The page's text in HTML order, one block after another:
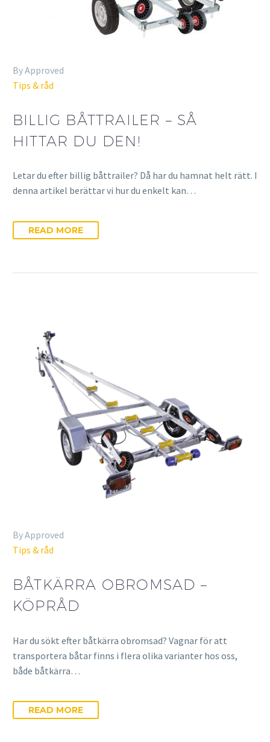
By Approved
Tips & råd
BILLIG BÅTTRAILER – SÅ
HITTAR DU DEN!
Letar du efter billig båttrailer? Då har du hamnat helt rätt. I
denna artikel berättar vi hur du enkelt kan…
READ MORE
By Approved
Tips & råd
BÅTKÄRRA OBROMSAD –
KÖPRÅD
Har du sökt efter båtkärra obromsad? Vagnar för att
transportera båtar finns i flera olika varianter hos oss,
både båtkärra…
READ MORE